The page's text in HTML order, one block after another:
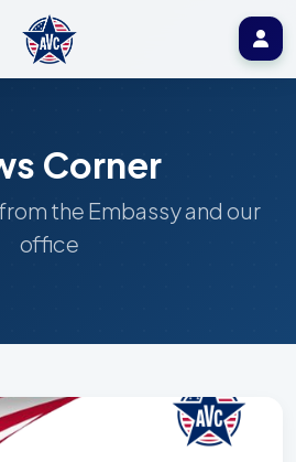
Corner
the Embassy and our
office